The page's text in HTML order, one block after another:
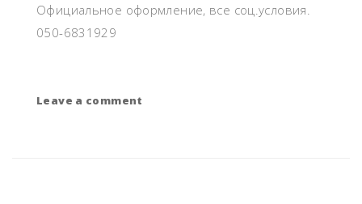
Официальное оформление, все соц.условия.
050-6831929
Leave a comment